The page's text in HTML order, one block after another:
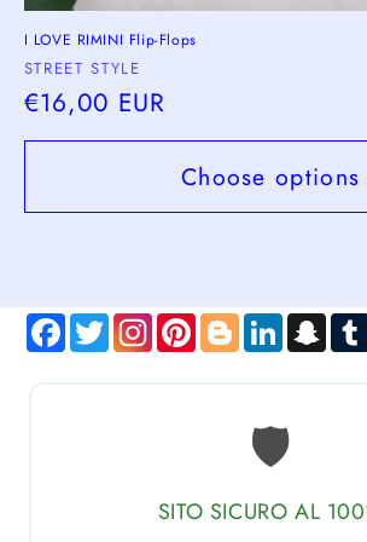
I LOVE RIMINI Flip-Flops
Vendor:
STREET STYLE
Regular
price
€16,00 EUR
Choose options
Facebook
Twitter Pinterest
Blogger
🛡️
SITO SICURO AL